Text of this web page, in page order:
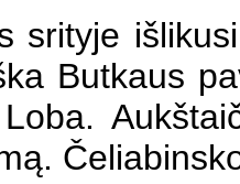
srityje
Butkaus